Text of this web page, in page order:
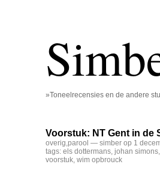
»Toneelrecensies en de andere
Voorstuk: NT Gent in de
overig,parool — simber op 1
tags: els dottermans, johan simons,
voorstuk, wim opbrouck